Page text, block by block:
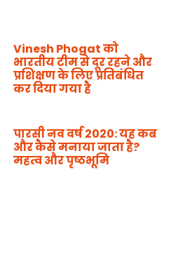
Vinesh Phogat को
भारतीय टीम से दूर रहने और
प्रशिक्षण के लिए प्रतिबंधित
कर दिया गया है
पारसी नव वर्ष 2020: यह कब
और कैसे मनाया जाता है?
महत्व और पृष्ठभूमि